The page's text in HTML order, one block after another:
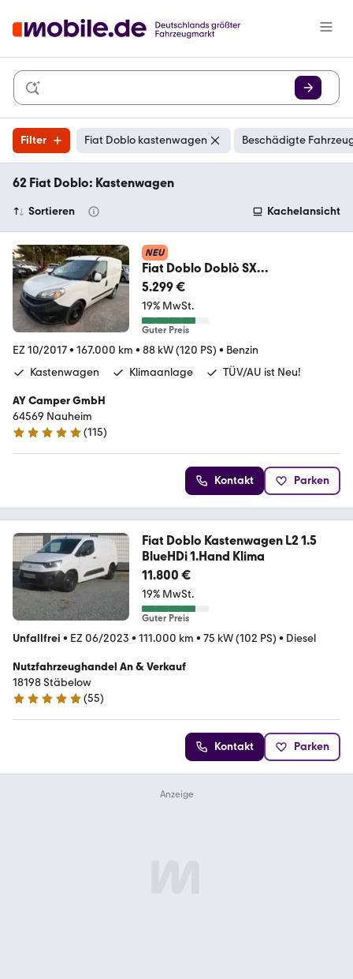
Filter Fiat Doblo kastenwagen Beschädigte
62 Fiat Doblo: Kastenwagen
Sortieren Kachelansicht
NEU
Fiat Doblo Doblò SX
Kastenwagen/Klima
5.299 €
19% MwSt.
Guter Preis
EZ 10/2017• 167.000 km • 88 kW (120 PS) • Benzin
Kastenwagen
Klimaanlage TÜV/AU ist Neu!
AY Camper GmbH
64569 Nauheim
4.9 Sterne
(115)
Kontakt Parken
Fiat Doblo Kastenwagen L2 1.5
BlueHDi 1.Hand Klima
11.800 €
19% MwSt.
Guter Preis
Unfallfrei • EZ 06/2023 • 111.000 km • 75 kW (102 PS) • Diesel
Nutzfahrzeughandel An & Verkauf
18198 Stäbelow
5 Sterne
(55)
Kontakt Parken